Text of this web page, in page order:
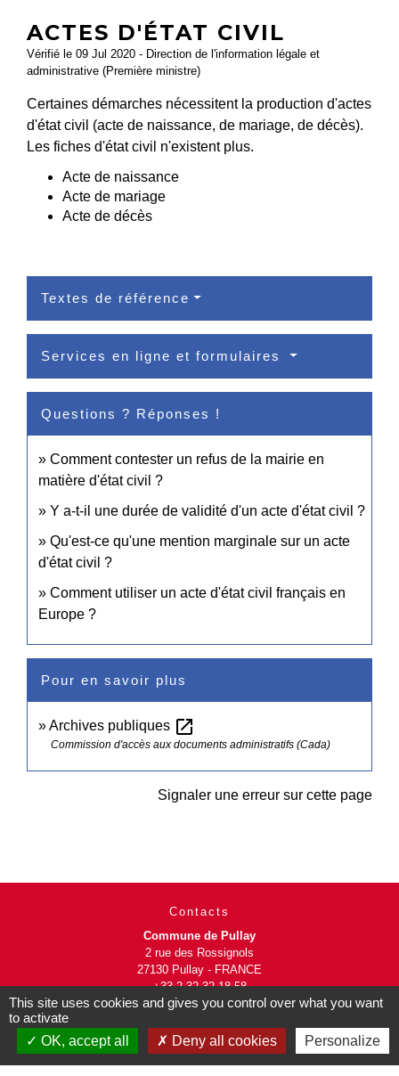
ACTES D'ÉTAT CIVIL
Vérifié le 09 Jul 2020 - Direction de l'information légale et
administrative (Première ministre)
Certaines démarches nécessitent la production d'actes
d'état civil (acte de naissance, de mariage, de décès).
Les fiches d'état civil n'existent plus.
Acte de naissance
Acte de mariage
Acte de décès
Textes de référence
Services en ligne et formulaires
Questions ? Réponses !
Comment contester un refus de la mairie en
matière d'état civil ?
Y a-t-il une durée de validité d'un acte d'état civil ?
Qu'est-ce qu'une mention marginale sur un acte
d'état civil ?
Comment utiliser un acte d'état civil français en
Europe ?
Pour en savoir plus
Archives publiques open_in_new
Commission d'accès aux documents administratifs (Cada)
Signaler une erreur sur cette page
Contacts
Commune de Pullay
2 rue des Rossignols
27130 Pullay - FRANCE
+33 2 32 32 18 58
www.pullay.fr
This site uses cookies and gives you control over what you want
to activate
OK, accept all
Deny all cookies Personalize